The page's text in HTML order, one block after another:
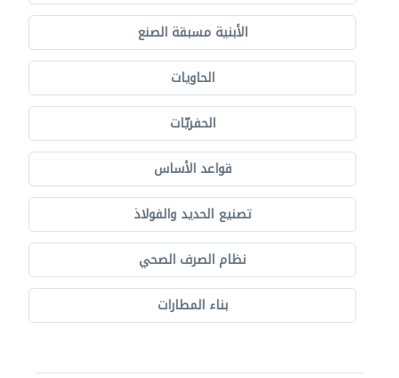
الأبنية مسبقة الصنع
الحاويات
الحفريّات
قواعد الأساس
تصنيع الحديد والفولاذ
نظام الصرف الصحي
بناء المطارات